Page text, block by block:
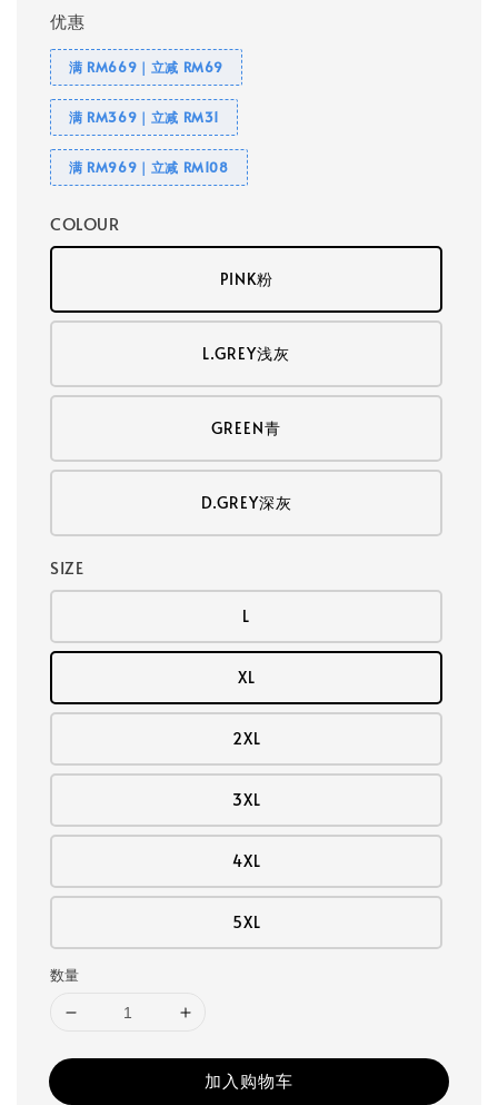
优惠
满 RM669｜立减 RM69
满 RM369｜立减 RM31
满 RM969｜立减 RM108
COLOUR
PINK粉
L.GREY浅灰
GREEN青
D.GREY深灰
SIZE
L
XL
2XL
3XL
4XL
5XL
数量
加入购物车